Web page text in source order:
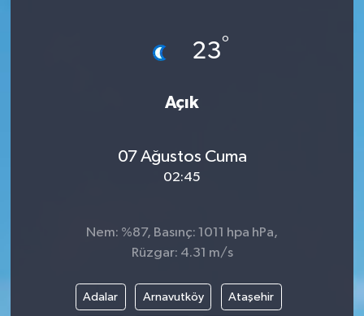
23°
Açık
07 Ağustos Cuma
02:45
Nem: %87, Basınç: 1011 hpa hPa,
Rüzgar: 4.31 m/s
Adalar Arnavutköy Ataşehir